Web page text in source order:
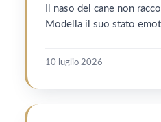
Il naso del cane non
Modella il suo stato
10 luglio 2026